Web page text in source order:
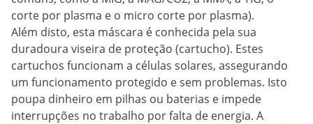
corte por plasma e o micro corte por plasma).
Além disto, esta máscara é conhecida pela sua
duradoura viseira de proteção (cartucho). Estes
cartuchos funcionam a células solares, assegurando
um funcionamento protegido e sem problemas. Isto
poupa dinheiro em pilhas ou baterias e impede
interrupções no trabalho por falta de energia. A